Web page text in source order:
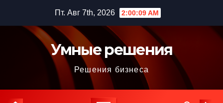
содержимому
Пт. Авг 7th, 2026 2:00:10 AM
Умные решения
Решения бизнеса